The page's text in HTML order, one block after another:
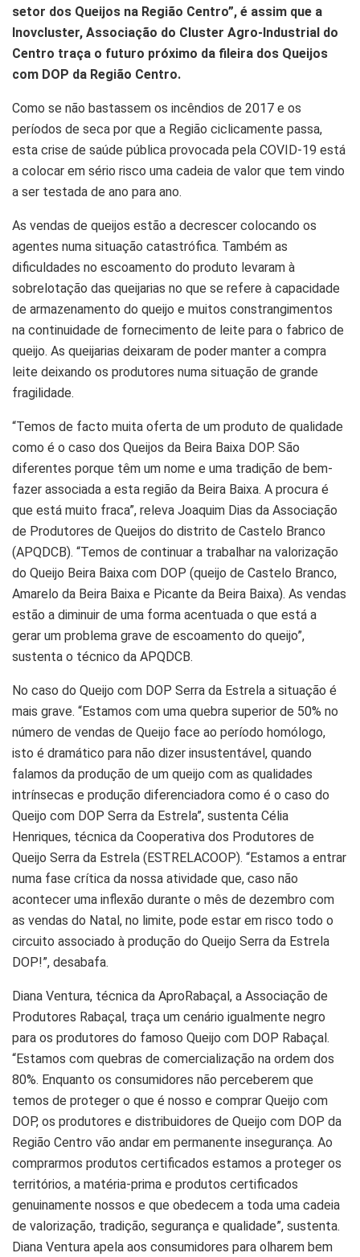
setor dos Queijos na Região Centro”, é assim que a
Inovcluster, Associação do Cluster Agro-Industrial do
Centro traça o futuro próximo da fileira dos Queijos
com DOP da Região Centro.
Como se não bastassem os incêndios de 2017 e os
períodos de seca por que a Região ciclicamente passa,
esta crise de saúde pública provocada pela COVID-19 está
a colocar em sério risco uma cadeia de valor que tem vindo
a ser testada de ano para ano.
As vendas de queijos estão a decrescer colocando os
agentes numa situação catastrófica. Também as
dificuldades no escoamento do produto levaram à
sobrelotação das queijarias no que se refere à capacidade
de armazenamento do queijo e muitos constrangimentos
na continuidade de fornecimento de leite para o fabrico de
queijo. As queijarias deixaram de poder manter a compra
leite deixando os produtores numa situação de grande
fragilidade.
“Temos de facto muita oferta de um produto de qualidade
como é o caso dos Queijos da Beira Baixa DOP. São
diferentes porque têm um nome e uma tradição de bem-
fazer associada a esta região da Beira Baixa. A procura é
que está muito fraca”, releva Joaquim Dias da Associação
de Produtores de Queijos do distrito de Castelo Branco
(APQDCB). “Temos de continuar a trabalhar na valorização
do Queijo Beira Baixa com DOP (queijo de Castelo Branco,
Amarelo da Beira Baixa e Picante da Beira Baixa). As vendas
estão a diminuir de uma forma acentuada o que está a
gerar um problema grave de escoamento do queijo”,
sustenta o técnico da APQDCB.
No caso do Queijo com DOP Serra da Estrela a situação é
mais grave. “Estamos com uma quebra superior de 50% no
número de vendas de Queijo face ao período homólogo,
isto é dramático para não dizer insustentável, quando
falamos da produção de um queijo com as qualidades
intrínsecas e produção diferenciadora como é o caso do
Queijo com DOP Serra da Estrela”, sustenta Célia
Henriques, técnica da Cooperativa dos Produtores de
Queijo Serra da Estrela (ESTRELACOOP). “Estamos a entrar
numa fase crítica da nossa atividade que, caso não
acontecer uma inflexão durante o mês de dezembro com
as vendas do Natal, no limite, pode estar em risco todo o
circuito associado à produção do Queijo Serra da Estrela
DOP!”, desabafa.
Diana Ventura, técnica da AproRabaçal, a Associação de
Produtores Rabaçal, traça um cenário igualmente negro
para os produtores do famoso Queijo com DOP Rabaçal.
“Estamos com quebras de comercialização na ordem dos
80%. Enquanto os consumidores não perceberem que
temos de proteger o que é nosso e comprar Queijo com
DOP, os produtores e distribuidores de Queijo com DOP da
Região Centro vão andar em permanente insegurança. Ao
comprarmos produtos certificados estamos a proteger os
territórios, a matéria-prima e produtos certificados
genuinamente nossos e que obedecem a toda uma cadeia
de valorização, tradição, segurança e qualidade”, sustenta.
Diana Ventura apela aos consumidores para olharem bem